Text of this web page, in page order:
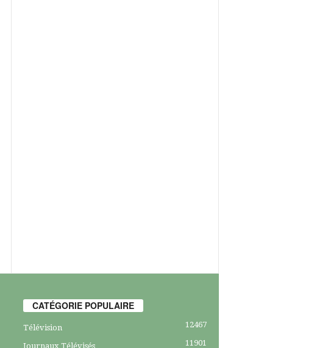
CATÉGORIE POPULAIRE
Télévision 12467
Journaux Télévisés 11901